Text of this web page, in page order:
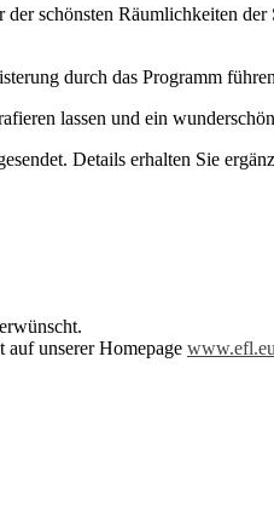
schönsten Räumlichkeiten
durch das Programm
lassen und ein
Details erhalten Sie
auf unserer Homepage